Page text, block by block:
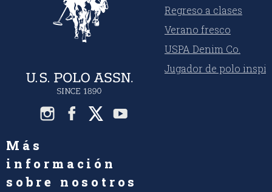
Regreso a clases
Verano fresco
USPA Denim Co.
Jugador de polo
Más
información
sobre nosotros